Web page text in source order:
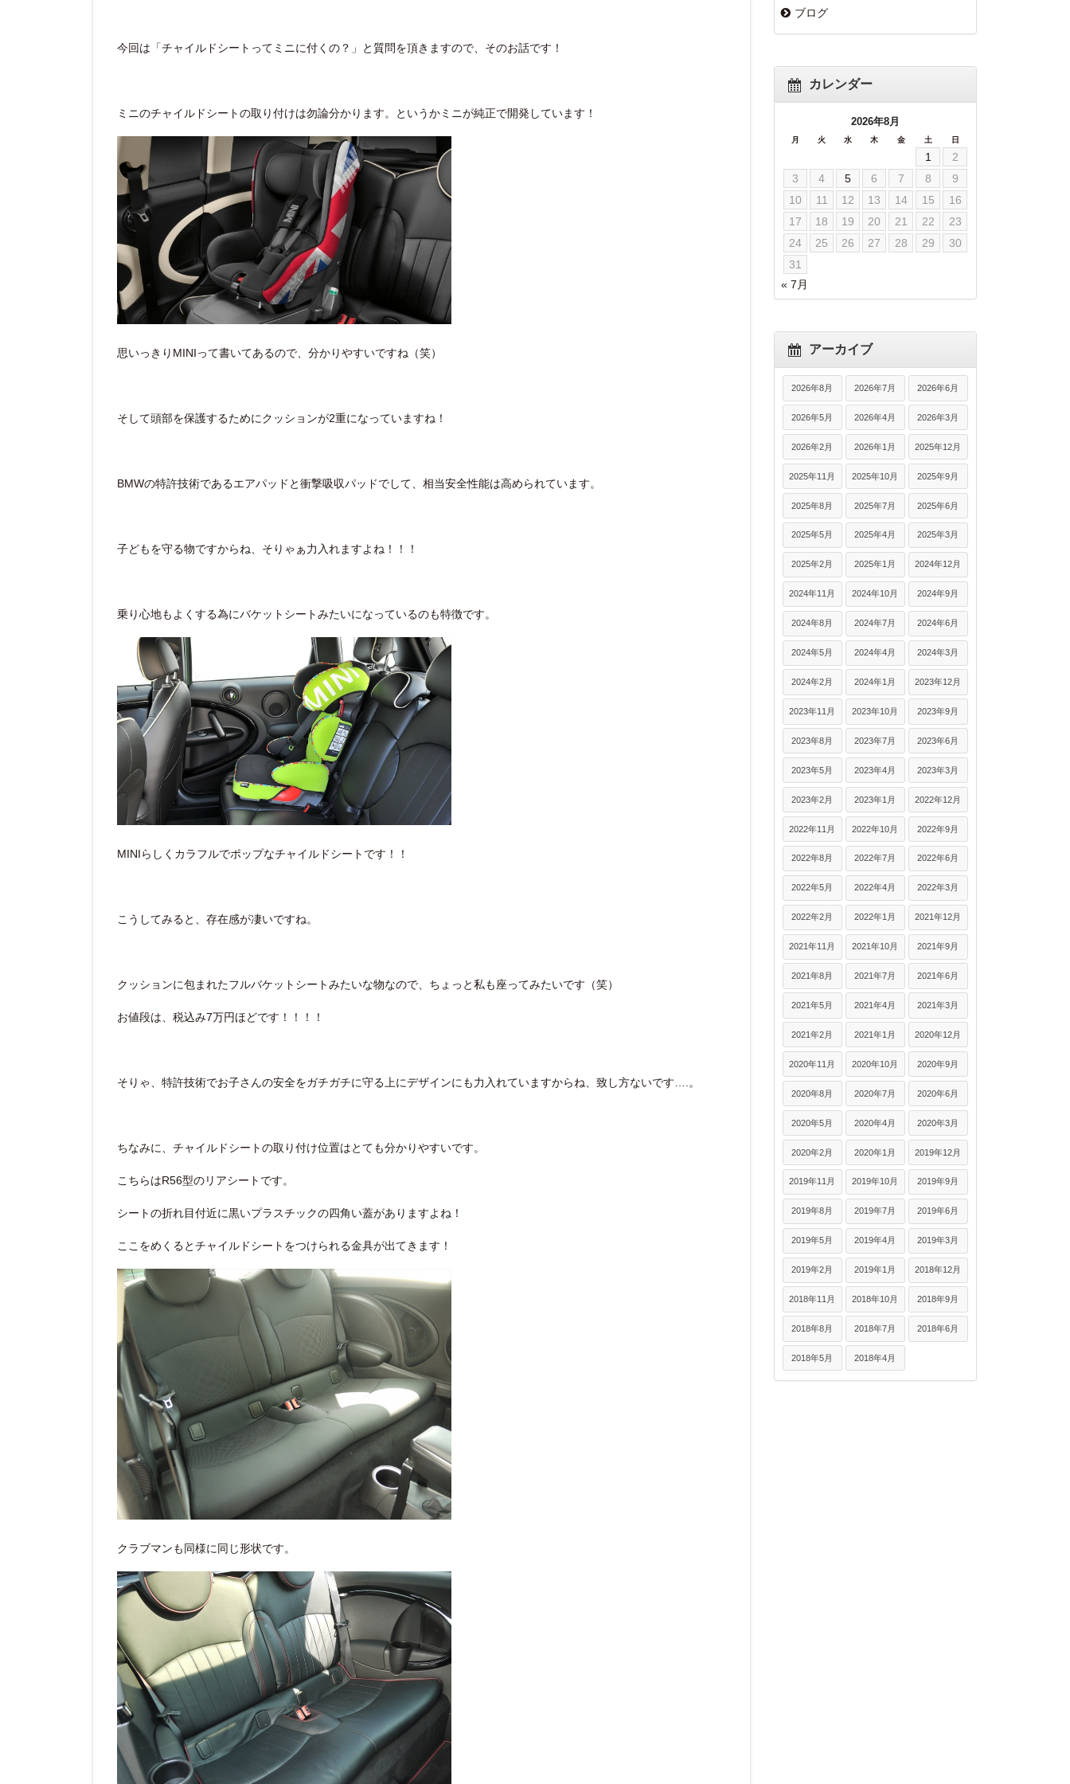
今回は「チャイルドシートってミニに付くの？」と質問を頂きますので、そのお話です！
ミニのチャイルドシートの取り付けは勿論分かります。というかミニが純正で開発しています！
思いっきりMINIって書いてあるので、分かりやすいですね（笑）
そして頭部を保護するためにクッションが2重になっていますね！
BMWの特許技術であるエアパッドと衝撃吸収パッドでして、相当安全性能は高められています。
子どもを守る物ですからね、そりゃぁ力入れますよね！！！
乗り心地もよくする為にバケットシートみたいになっているのも特徴です。
MINIらしくカラフルでポップなチャイルドシートです！！
こうしてみると、存在感が凄いですね。
クッションに包まれたフルバケットシートみたいな物なので、ちょっと私も座ってみたいです（笑）
お値段は、税込み7万円ほどです！！！！
そりゃ、特許技術でお子さんの安全をガチガチに守る上にデザインにも力入れていますからね、致し方ないです….。
ちなみに、チャイルドシートの取り付け位置はとても分かりやすいです。
こちらはR56型のリアシートです。
シートの折れ目付近に黒いプラスチックの四角い蓋がありますよね！
ここをめくるとチャイルドシートをつけられる金具が出てきます！
クラブマンも同様に同じ形状です。
ブログ
カレンダー
2026年8月
月 火 水 木 金 土 日
1
2
3
4 5 6 7 8
9
10
11 12 13 14 15
16
17
18 19 20 21 22
23
24
25 26 27 28 29
30
31
« 7月
アーカイブ
2026年8月 2026年7月 2026年6月
2026年5月 2026年4月 2026年3月
2026年2月 2026年1月 2025年12月
2025年11月 2025年10月 2025年9月
2025年8月 2025年7月 2025年6月
2025年5月 2025年4月 2025年3月
2025年2月 2025年1月 2024年12月
2024年11月 2024年10月 2024年9月
2024年8月 2024年7月 2024年6月
2024年5月 2024年4月 2024年3月
2024年2月 2024年1月 2023年12月
2023年11月 2023年10月 2023年9月
2023年8月 2023年7月 2023年6月
2023年5月 2023年4月 2023年3月
2023年2月 2023年1月 2022年12月
2022年11月 2022年10月 2022年9月
2022年8月 2022年7月 2022年6月
2022年5月 2022年4月 2022年3月
2022年2月 2022年1月 2021年12月
2021年11月 2021年10月 2021年9月
2021年8月 2021年7月 2021年6月
2021年5月 2021年4月 2021年3月
2021年2月 2021年1月 2020年12月
2020年11月 2020年10月 2020年9月
2020年8月 2020年7月 2020年6月
2020年5月 2020年4月 2020年3月
2020年2月 2020年1月 2019年12月
2019年11月 2019年10月 2019年9月
2019年8月 2019年7月 2019年6月
2019年5月 2019年4月 2019年3月
2019年2月 2019年1月 2018年12月
2018年11月 2018年10月 2018年9月
2018年8月 2018年7月 2018年6月
2018年5月 2018年4月